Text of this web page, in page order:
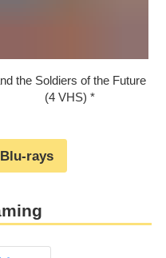
the Soldiers of the Future
(4 VHS)
rays